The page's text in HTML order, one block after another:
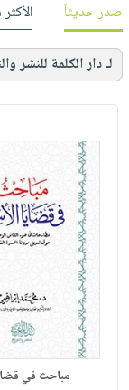
صدر حديثاً
لـ دار الكلمة للنشر
مباحث في